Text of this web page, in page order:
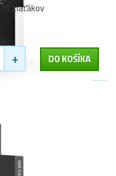
26 zlaťákov
+ DO KOŠÍKA